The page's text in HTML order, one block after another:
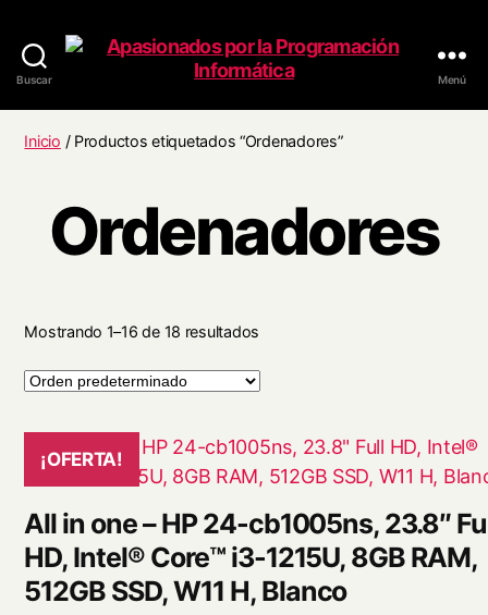
Buscar
Apasionados
por
la
Menú
Inicio / Productos etiquetados “Ordenadores”
Ordenadores
Mostrando 1–16 de 18 resultados
¡OFERTA!
All in one – HP 24-cb1005ns, 23.8″
HD, Intel® Core™ i3-1215U, 8GB RAM,
512GB SSD, W11 H, Blanco